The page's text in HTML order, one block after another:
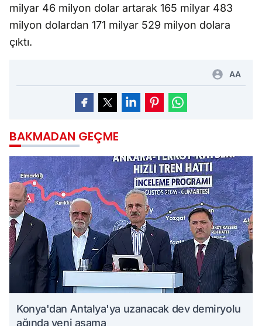
milyar 46 milyon dolar artarak 165 milyar 483
milyon dolardan 171 milyar 529 milyon dolara
çıktı.
AA
BAKMADAN GEÇME
Konya'dan Antalya'ya uzanacak dev demiryolu
ağında yeni aşama